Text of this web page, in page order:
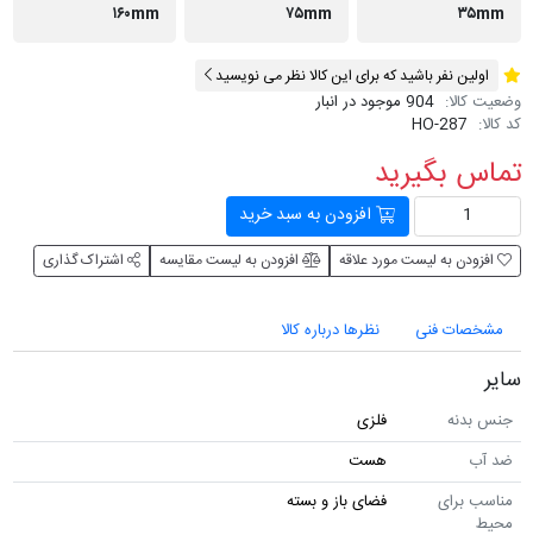
۳۵mm
۷۵mm
۱۶۰mm
اولین نفر باشید که برای این کالا نظر می نویسید
وضعیت کالا: 904 موجود در انبار
کد کالا: HO-287
تماس بگیرید
افزودن به سبد خرید
افزودن به لیست مورد علاقه افزودن به لیست مقایسه اشتراک گذاری
مشخصات فنی نظرها درباره کالا
سایر
جنس بدنه
فلزی
ضد آب
هست
مناسب برای
محیط
فضای باز و بسته